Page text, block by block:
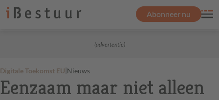
Abonneer nu
(advertentie)
Digitale Toekomst EU|Nieuws
Eenzaam maar niet alleen